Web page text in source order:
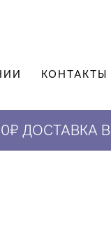
КОНТАКТЫ
ДОСТАВКА
ПЕРВЫЙ